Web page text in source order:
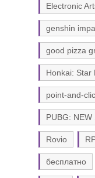
Electronic
genshin
good pizza
Honkai: Star
point-and-
PUBG: NEW
Rovio
бесплатно